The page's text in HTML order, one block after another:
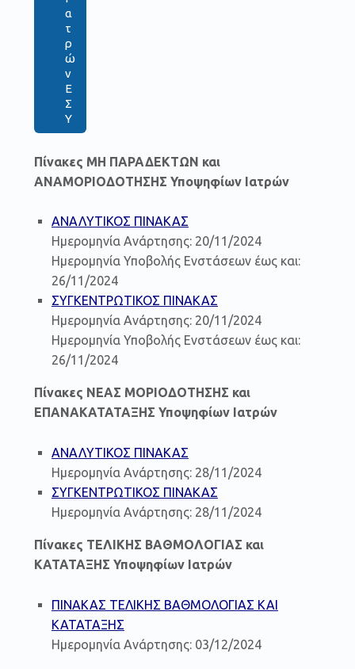
α
τ
ρ
ώ
ν
Ε
Σ
Υ
Πίνακες ΜΗ ΠΑΡΑΔΕΚΤΩΝ και
ΑΝΑΜΟΡΙΟΔΟΤΗΣΗΣ Υποψηφίων Ιατρών
ΑΝΑΛΥΤΙΚΟΣ ΠΙΝΑΚΑΣ
Ημερομηνία Ανάρτησης: 20/11/2024
Ημερομηνία Υποβολής Ενστάσεων έως και:
26/11/2024
ΣΥΓΚΕΝΤΡΩΤΙΚΟΣ ΠΙΝΑΚΑΣ
Ημερομηνία Ανάρτησης: 20/11/2024
Ημερομηνία Υποβολής Ενστάσεων έως και:
26/11/2024
Πίνακες ΝΕΑΣ ΜΟΡΙΟΔΟΤΗΣΗΣ και
ΕΠΑΝΑΚΑΤΑΤΑΞΗΣ Υποψηφίων Ιατρών
ΑΝΑΛΥΤΙΚΟΣ ΠΙΝΑΚΑΣ
Ημερομηνία Ανάρτησης: 28/11/2024
ΣΥΓΚΕΝΤΡΩΤΙΚΟΣ ΠΙΝΑΚΑΣ
Ημερομηνία Ανάρτησης: 28/11/2024
Πίνακες ΤΕΛΙΚΗΣ ΒΑΘΜΟΛΟΓΙΑΣ και
ΚΑΤΑΤΑΞΗΣ Υποψηφίων Ιατρών
ΠΙΝΑΚΑΣ ΤΕΛΙΚΗΣ ΒΑΘΜΟΛΟΓΙΑΣ ΚΑΙ
ΚΑΤΑΤΑΞΗΣ
Ημερομηνία Ανάρτησης: 03/12/2024